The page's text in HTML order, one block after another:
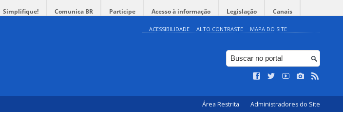
Simplifique! Comunica BR Participe Acesso à informação Legislação Canais
ACESSIBILIDADE ALTO CONTRASTE MAPA DO SITE
Área Restrita Administradores do Site